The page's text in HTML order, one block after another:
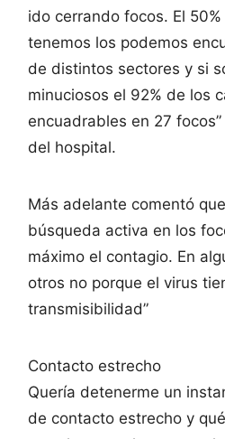
ido cerrando focos. El
tenemos los podemos
de distintos sectores y si
minuciosos el 92% de los
encuadrables en 27
del hospital.
Más adelante comentó
búsqueda activa en los
máximo el contagio. En
otros no porque el virus
transmisibilidad”
Contacto estrecho
Quería detenerme un
de contacto estrecho y